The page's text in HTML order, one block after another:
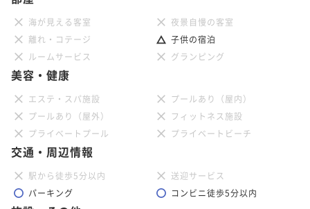
海が見える客室
夜景自慢の客室
離れ・コテージ
子供の宿泊
ルームサービス
グランピング
美容・健康
エステ・スパ施設
プールあり（屋内）
プールあり（屋外）
フィットネス施設
プライベートプール
プライベートビーチ
交通・周辺情報
駅から徒歩5分以内
送迎サービス
パーキング
コンビニ徒歩5分以内